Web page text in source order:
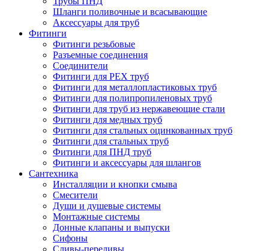
Шланги поливочные и всасывающие
Аксессуары для труб
Фитинги
Фитинги резьбовые
Разъемные соединения
Соединители
Фитинги для PEX труб
Фитинги для металлопластиковых труб
Фитинги для полипропиленовых труб
Фитинги для труб из нержавеющие стали
Фитинги для медных труб
Фитинги для стальных оцинкованных труб
Фитинги для стальных труб
Фитинги для ПНД труб
Фитинги и аксессуары для шлангов
Сантехника
Инсталляции и кнопки смыва
Смесители
Души и душевые системы
Монтажные системы
Донные клапаны и выпуски
Сифоны
Сливы-переливы